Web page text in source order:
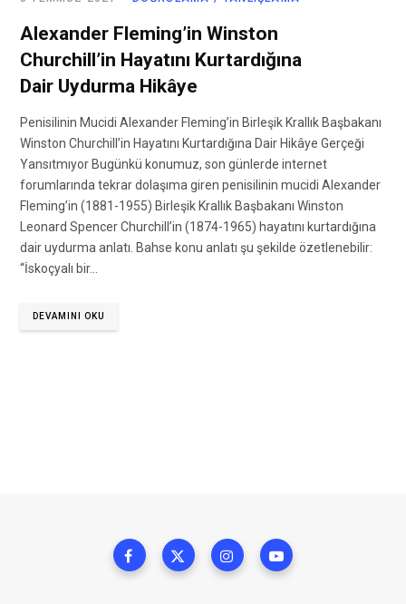
Alexander Fleming’in Winston
Churchill’in Hayatını Kurtardığına
Dair Uydurma Hikâye
Penisilinin Mucidi Alexander Fleming’in Birleşik Krallık Başbakanı
Winston Churchill’in Hayatını Kurtardığına Dair Hikâye Gerçeği
Yansıtmıyor Bugünkü konumuz, son günlerde internet
forumlarında tekrar dolaşıma giren penisilinin mucidi Alexander
Fleming’in (1881-1955) Birleşik Krallık Başbakanı Winston
Leonard Spencer Churchill’in (1874-1965) hayatını kurtardığına
dair uydurma anlatı. Bahse konu anlatı şu şekilde özetlenebilir:
“İskoçyalı bir…
DEVAMINI OKU